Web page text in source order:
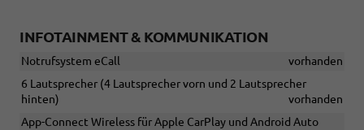
INFOTAINMENT & KOMMUNIKATION
Notrufsystem eCall
vorhanden
6 Lautsprecher (4 Lautsprecher vorn und 2 Lautsprecher
hinten)
vorhanden
App-Connect Wireless für Apple CarPlay und Android Auto